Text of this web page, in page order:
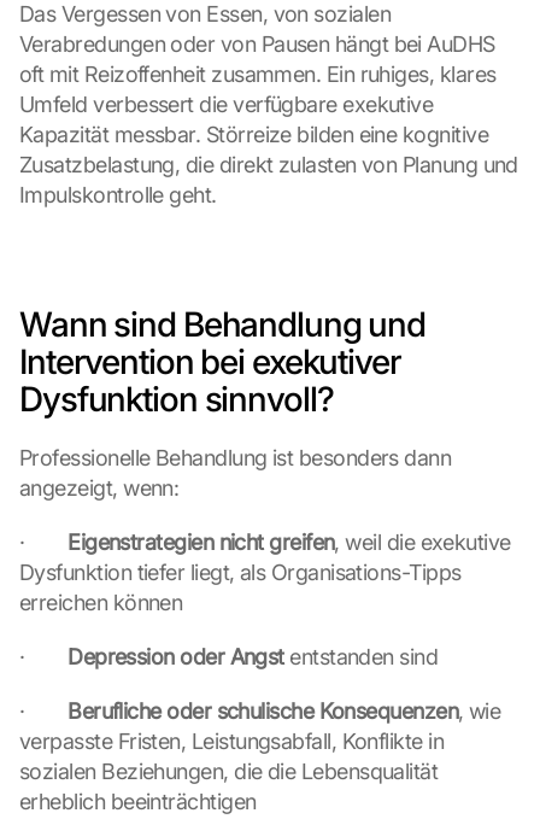
Das Vergessen von Essen, von sozialen
Verabredungen oder von Pausen hängt bei AuDHS
oft mit Reizoffenheit zusammen. Ein ruhiges, klares
Umfeld verbessert die verfügbare exekutive
Kapazität messbar. Störreize bilden eine kognitive
Zusatzbelastung, die direkt zulasten von Planung und
Impulskontrolle geht.
Wann sind Behandlung und
Intervention bei exekutiver
Dysfunktion sinnvoll?
Professionelle Behandlung ist besonders dann
angezeigt, wenn:
· Eigenstrategien nicht greifen, weil die exekutive
Dysfunktion tiefer liegt, als Organisations-Tipps
erreichen können
· Depression oder Angst entstanden sind
· Berufliche oder schulische Konsequenzen, wie
verpasste Fristen, Leistungsabfall, Konflikte in
sozialen Beziehungen, die die Lebensqualität
erheblich beeinträchtigen
s
c
h
i
r
m
s
t
S
i
e
d
m
L
d
e
n
r
G
o
o
g